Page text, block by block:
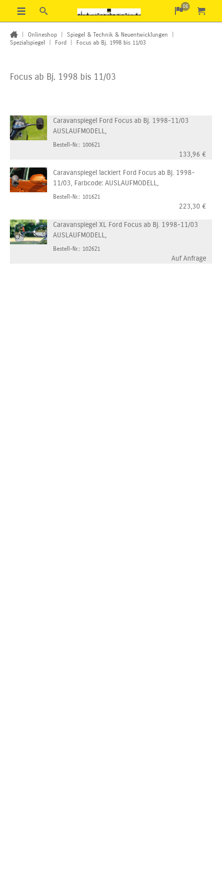
DE
Onlineshop Spiegel & Technik & Neuentwicklungen
Spezialspiegel
Ford Focus ab Bj. 1998 bis 11/03
Focus ab Bj. 1998 bis 11/03
Caravanspiegel Ford Focus ab Bj. 1998-11/03
AUSLAUFMODELL,
Bestell-Nr.: 100621
133,96 €
Caravanspiegel lackiert Ford Focus ab Bj. 1998-
11/03, Farbcode: AUSLAUFMODELL,
Bestell-Nr.: 101621
223,30 €
Caravanspiegel XL Ford Focus ab Bj. 1998-11/03
AUSLAUFMODELL,
Bestell-Nr.: 102621
Auf Anfrage